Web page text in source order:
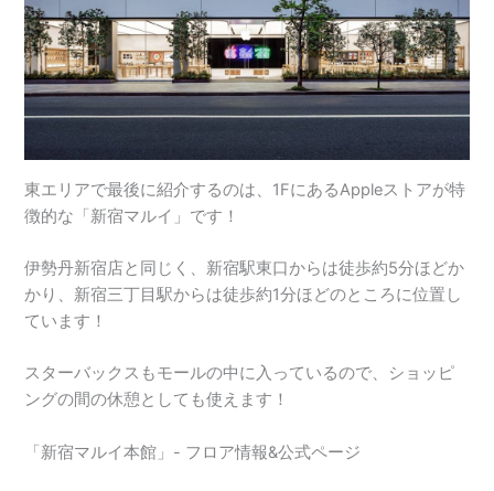
東エリアで最後に紹介するのは、1FにあるAppleストアが特
徴的な「新宿マルイ」です！
伊勢丹新宿店と同じく、新宿駅東口からは徒歩約5分ほどか
かり、新宿三丁目駅からは徒歩約1分ほどのところに位置し
ています！
スターバックスもモールの中に入っているので、ショッピ
ングの間の休憩としても使えます！
「新宿マルイ本館」- フロア情報&公式ページ